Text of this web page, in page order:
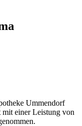
Ummendorf
einer Leistung von